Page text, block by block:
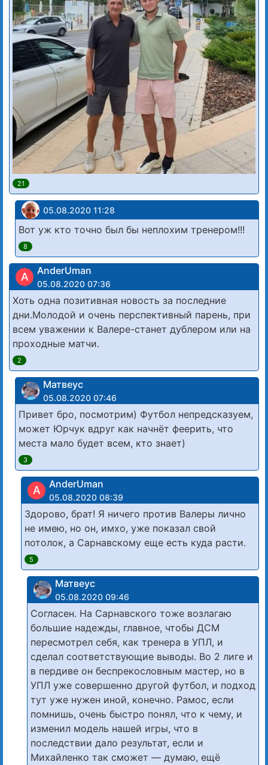
21
05.08.2020 11:28
Вот уж кто точно был бы неплохим тренером!!!
8
A AnderUman
05.08.2020 07:36
Хоть одна позитивная новость за последние
дни.Молодой и очень перспективный парень, при
всем уважении к Валере-станет дублером или на
проходные матчи.
2
Матвеус
05.08.2020 07:46
Привет бро, посмотрим) Футбол непредсказуем,
может Юрчук вдруг как начнёт феерить, что
места мало будет всем, кто знает)
3
A AnderUman
05.08.2020 08:39
Здорово, брат! Я ничего против Валеры лично
не имею, но он, имхо, уже показал свой
потолок, а Сарнавскому еще есть куда расти.
5
Матвеус
05.08.2020 09:46
Согласен. На Сарнавского тоже возлагаю
большие надежды, главное, чтобы ДСМ
пересмотрел себя, как тренера в УПЛ, и
сделал соответствующие выводы. Во 2 лиге и
в пердиве он беспрекословным мастер, но в
УПЛ уже совершенно другой футбол, и подход
тут уже нужен иной, конечно. Рамос, если
помнишь, очень быстро понял, что к чему, и
изменил модель нашей игры, что в
последствии дало результат, если и
Михайленко так сможет — думаю, ещё